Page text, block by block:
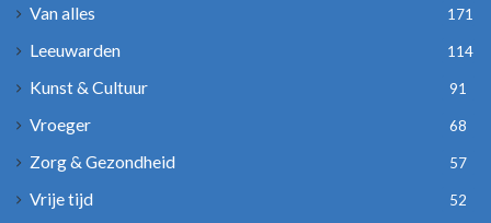
Van alles 171
Leeuwarden 114
Kunst & Cultuur 91
Vroeger 68
Zorg & Gezondheid 57
Vrije tijd 52